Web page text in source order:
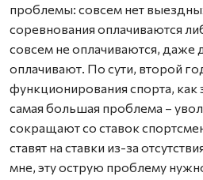
проблемы: совсем нет
соревнования оплачиваются
совсем не оплачиваются, даже
оплачивают. По сути, второй
функционирования спорта,
самая большая проблема –
сокращают со ставок
ставят на ставки из-за
мне, эту острую проб­лему